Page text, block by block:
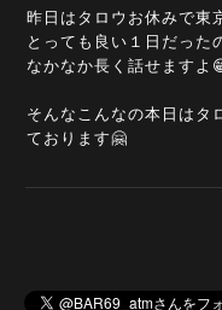
昨日はタロウお休みで東
とっても良い１日だった
なかなか長く話せますよ
そんなこんなの本日はタ
ております🤗